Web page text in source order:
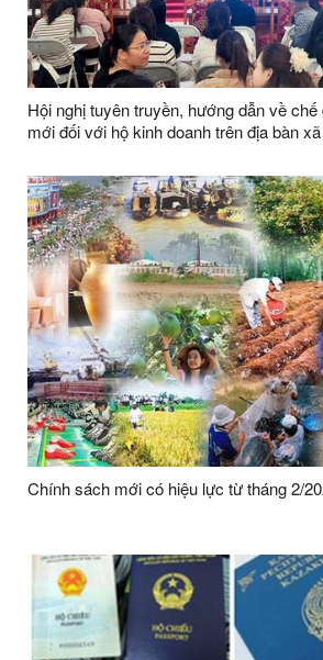
Hội nghị tuyên truyền, hướng dẫn về
mới đối với hộ kinh doanh trên địa bàn
Chính sách mới có hiệu lực từ tháng 2/